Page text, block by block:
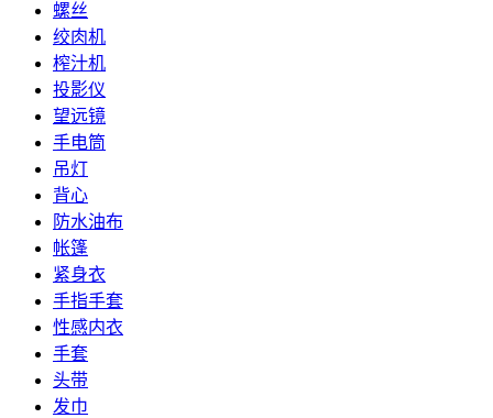
螺丝
绞肉机
榨汁机
投影仪
望远镜
手电筒
吊灯
背心
防水油布
帐篷
紧身衣
手指手套
性感内衣
手套
头带
发巾